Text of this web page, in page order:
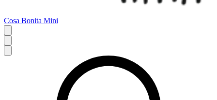
Cosa Bonita Mini